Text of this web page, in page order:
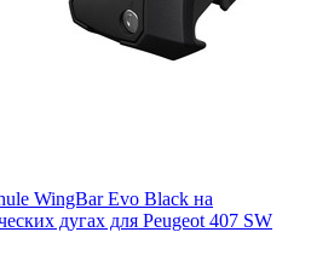
WingBar Evo Black на
дугах для Peugeot 407 SW